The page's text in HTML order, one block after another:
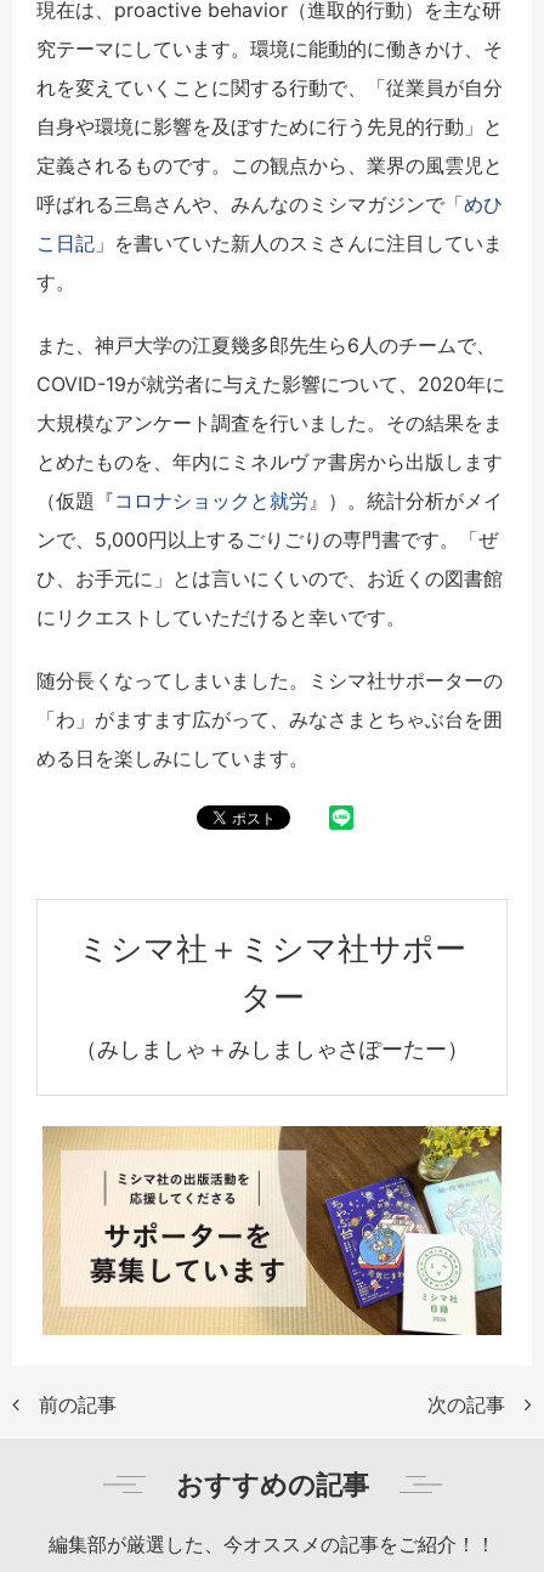
現在は、proactive behavior（進取的行動）を主な研
究テーマにしています。環境に能動的に働きかけ、そ
れを変えていくことに関する行動で、「従業員が自分
自身や環境に影響を及ぼすために行う先見的行動」と
定義されるものです。この観点から、業界の風雲児と
呼ばれる三島さんや、みんなのミシマガジンで「めひ
こ日記 」を書いていた新人のスミさんに注目していま
す。
また、神戸大学の江夏幾多郎先生ら6人のチームで、
COVID-19が就労者に与えた影響について、2020年に
大規模なアンケート調査を行いました。その結果をま
とめたものを、年内にミネルヴァ書房から出版します
（仮題『コロナショックと就労 』）。統計分析がメイ
ンで、5,000円以上するごりごりの専門書です。「ぜ
ひ、お手元に」とは言いにくいので、お近くの図書館
にリクエストしていただけると幸いです。
随分長くなってしまいました。ミシマ社サポーターの
「わ」がますます広がって、みなさまとちゃぶ台を囲
める日を楽しみにしています。
ミシマ社＋ミシマ社サポー
ター
（みしましゃ＋みしましゃさぽーたー）
前の記事 次の記事
おすすめの記事
編集部が厳選した、今オススメの記事をご紹介！！